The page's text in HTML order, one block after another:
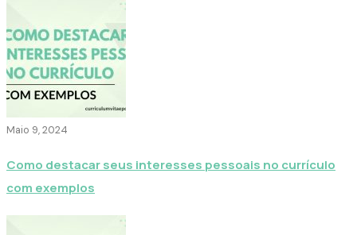
Maio 9, 2024
Como destacar seus interesses pessoais no currículo
com exemplos